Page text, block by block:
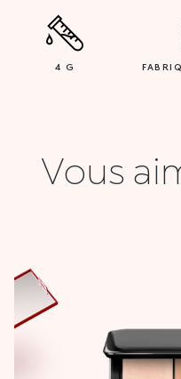
4 G
Vous
est :
47,000 DT.